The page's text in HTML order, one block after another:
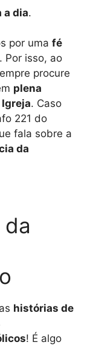
a dia.
por uma fé
Por isso, ao
procure
plena
. Caso
221 do
fala sobre a
da
histórias de
! É algo